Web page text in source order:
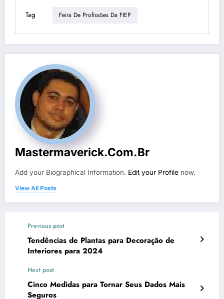
Tag Feira De Profissões Da FIEP
Mastermaverick.com.br
Add your Biographical Information. Edit your Profile now.
View All Posts
Previous post
Tendências de Plantas para Decoração de
Interiores para 2024
Next post
Cinco Medidas para Tornar Seus Dados Mais
Seguros